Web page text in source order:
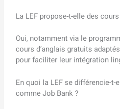
La LEF propose-t-elle des
Oui, notamment via le
cours d’anglais gratuits
pour faciliter leur intégration
En quoi la LEF se différencie-t-
comme Job Bank ?